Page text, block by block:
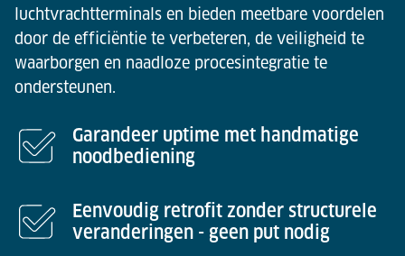
luchtvrachtterminals en bieden meetbare voordelen
door de efficiëntie te verbeteren, de veiligheid te
waarborgen en naadloze procesintegratie te
ondersteunen.
Garandeer uptime met handmatige
noodbediening
Eenvoudig retrofit zonder structurele
veranderingen - geen put nodig